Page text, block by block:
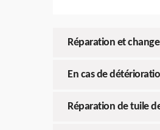
Réparation et
En cas de
Réparation de tuile